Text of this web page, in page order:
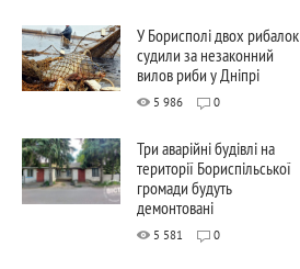
У Борисполі двох рибалок
судили за незаконний
вилов риби у Дніпрі
5 986 0
Три аварійні будівлі на
території Бориспільської
громади будуть
демонтовані
5 581 0